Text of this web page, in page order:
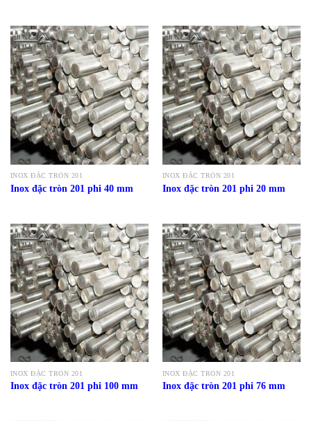
INOX ĐẶC TRÒN 201
Inox đặc tròn 201 phi 40 mm
INOX ĐẶC TRÒN 201
Inox đặc tròn 201 phi 20 mm
INOX ĐẶC TRÒN 201
Inox đặc tròn 201 phi 100 mm
INOX ĐẶC TRÒN 201
Inox đặc tròn 201 phi 76 mm